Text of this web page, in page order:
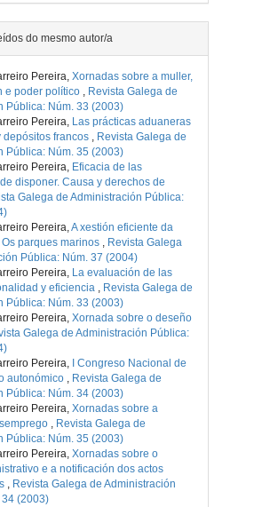
do mesmo autor/a
Pereira, Xornadas sobre a muller,
e poder político , Revista Galega de
Pública: Núm. 33 (2003)
Pereira, Las prácticas aduaneras
depósitos francos , Revista Galega de
Pública: Núm. 35 (2003)
Pereira, Eficacia de las
disponer. Causa y derechos de
Galega de Administración Pública:
Pereira,A xestión eficiente da
parques marinos , Revista Galega
Pública: Núm. 37 (2004)
Pereira, La evaluación de las
y eficiencia , Revista Galega de
Pública: Núm. 33 (2003)
Pereira, Xornada sobre o deseño
Galega de Administración Pública:
Pereira,
I Congreso Nacional de
autonómico , Revista Galega de
Pública: Núm. 34 (2003)
Pereira, Xornadas sobre a
, Revista Galega de
Pública: Núm. 35 (2003)
Pereira, Xornadas sobre o
e a notificación dos actos
, Revista Galega de Administración
34 (2003)